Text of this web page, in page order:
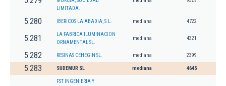
LIMITADA.
5.280 IBERICOS LA ABADIA, S.L. mediana 4722
5.281
LA FABRICA ILUMINACION
ORNAMENTAL SL.
mediana 4321
5.282 RESINAS CEHEGIN SL. mediana 2399
5.283 SUDEMUR SL mediana 4645
FST INGENIERIA Y